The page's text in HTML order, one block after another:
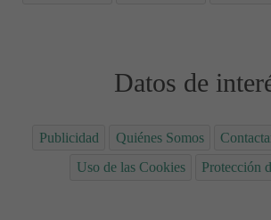
Datos de
Publicidad Quiénes Somos
Uso de las Cookies
Protección